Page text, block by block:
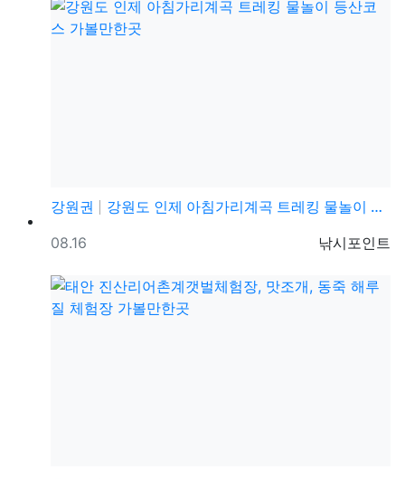
강원권
강원도 인제 아침가리계곡 트레킹 물놀이 등산코스 가볼만…
등록자
낚시포인트
등록일
08.16